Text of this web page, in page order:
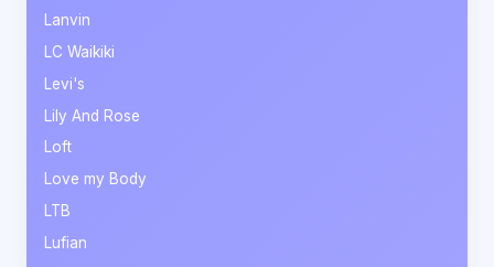
Lanvin
LC Waikiki
Levi's
Lily And Rose
Loft
Love my Body
LTB
Lufian